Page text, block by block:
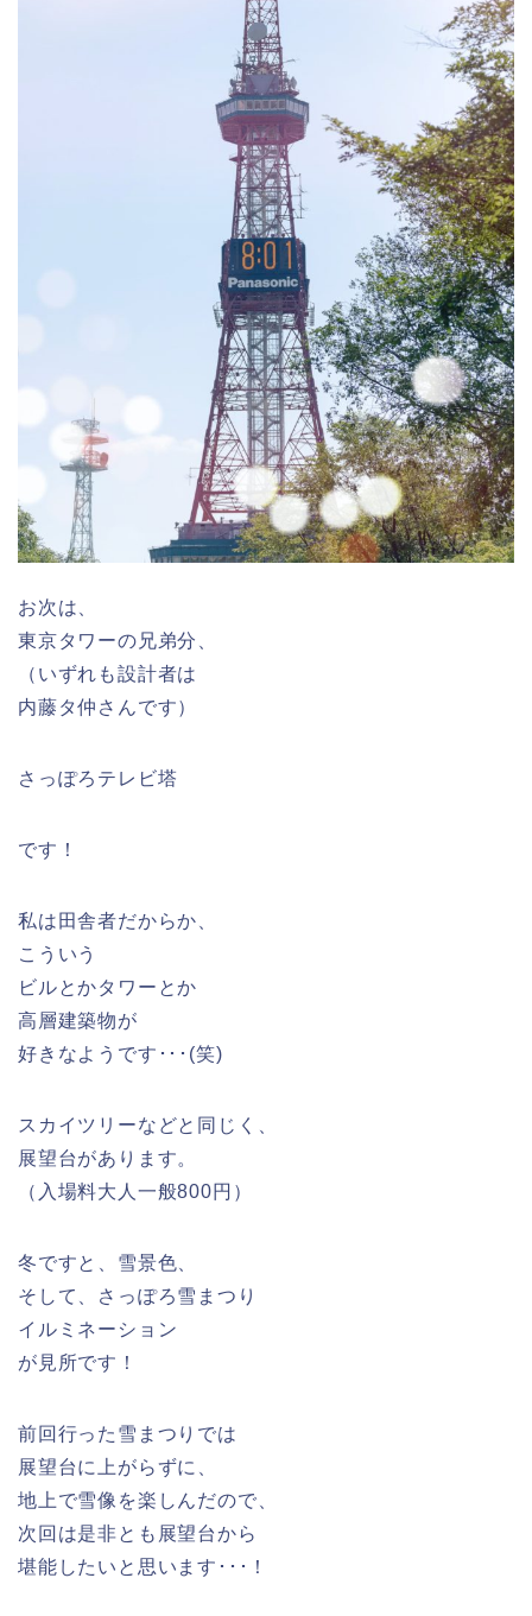
お次は、
東京タワーの兄弟分、
（いずれも設計者は
内藤タ仲さんです）
さっぽろテレビ塔
です！
私は田舎者だからか、
こういう
ビルとかタワーとか
高層建築物が
好きなようです･･･(笑)
スカイツリーなどと同じく、
展望台があります。
（入場料大人一般800円）
冬ですと、雪景色、
そして、さっぽろ雪まつり
イルミネーション
が見所です！
前回行った雪まつりでは
展望台に上がらずに、
地上で雪像を楽しんだので、
次回は是非とも展望台から
堪能したいと思います･･･！